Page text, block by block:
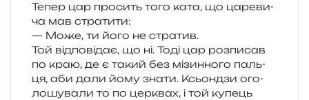
Тепер цар про­сить того ката, що царе­ви­
ча мав стратити:
— Може, ти його не стратив.
Той від­по­від­ає, що ні. Тоді цар роз­пи­сав
по краю, де є такий без мізин­но­го паль­
ця, аби дали йому знати. Ксьондзи ого­
ло­шу­ва­ли то по цер­квах, і той купець